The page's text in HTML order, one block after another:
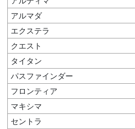
アルマダ
エクステラ
クエスト
タイタン
パスファインダー
フロンティア
マキシマ
セントラ